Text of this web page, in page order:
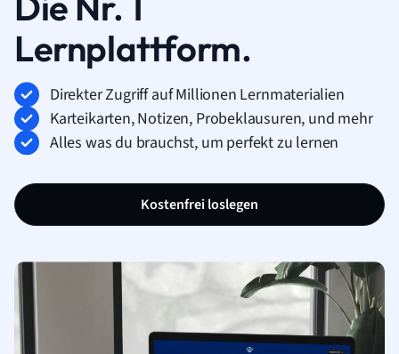
Lernplattform.
Direkter Zugriff auf Millionen Lernmaterialien
Karteikarten, Notizen, Probeklausuren, und mehr
Alles was du brauchst, um perfekt zu lernen
Kostenfrei loslegen